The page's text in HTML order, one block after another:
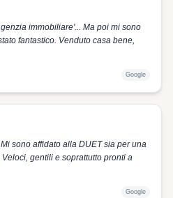
immobiliare'... Ma poi mi sono
fantastico. Venduto casa bene,
Google
sono affidato alla DUET sia per una
gentili e soprattutto pronti a
Google